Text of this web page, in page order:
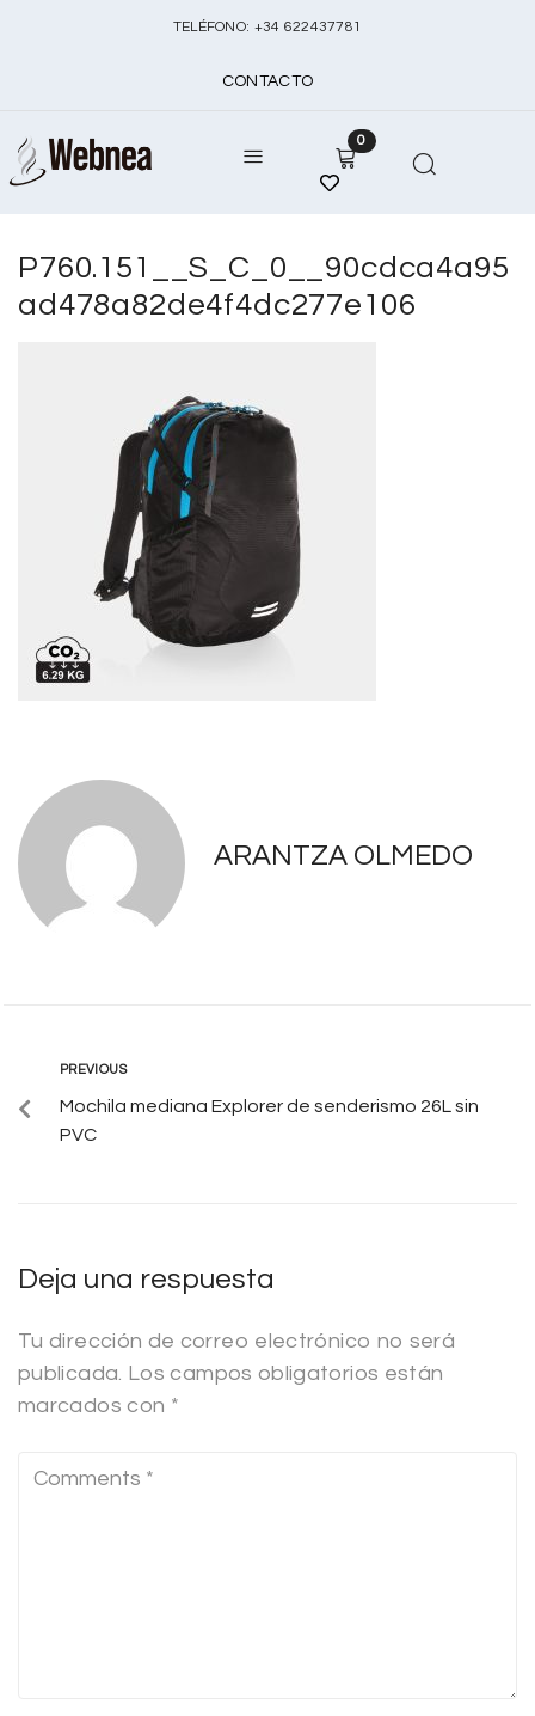
TELÉFONO: +34 622437781
CONTACTO
0
P760.151__S_C_0__90cdca4a95
ad478a82de4f4dc277e106
ARANTZA OLMEDO
PREVIOUS
Mochila mediana Explorer de senderismo 26L sin
PVC
Deja una respuesta
Tu dirección de correo electrónico no será
publicada. Los campos obligatorios están
marcados con *